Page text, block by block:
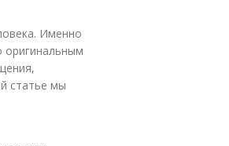
Именно
оригинальным
статье мы